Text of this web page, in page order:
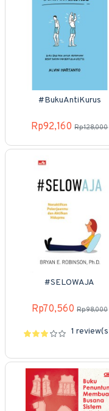
#BukuAntiKurus
Rp92,160 Rp128,000
#SELOWAJA
Rp70,560 Rp98,000
1